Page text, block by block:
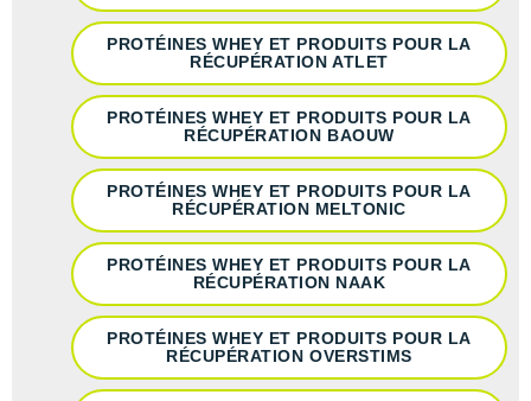
PROTÉINES WHEY ET PRODUITS POUR LA
RÉCUPÉRATION ATLET
PROTÉINES WHEY ET PRODUITS POUR LA
RÉCUPÉRATION BAOUW
PROTÉINES WHEY ET PRODUITS POUR LA
RÉCUPÉRATION MELTONIC
PROTÉINES WHEY ET PRODUITS POUR LA
RÉCUPÉRATION NAAK
PROTÉINES WHEY ET PRODUITS POUR LA
RÉCUPÉRATION OVERSTIMS